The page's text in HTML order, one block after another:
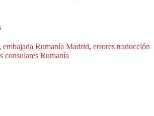
, embajada Rumanía Madrid, errores traducción
consulares Rumanía